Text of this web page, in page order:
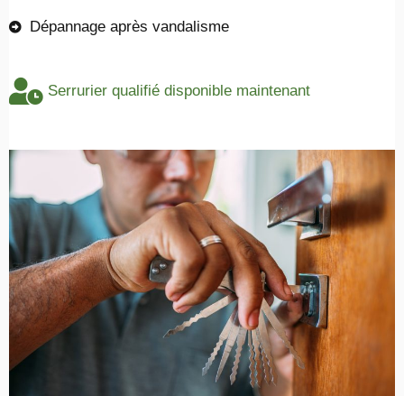
Dépannage après vandalisme
Serrurier qualifié disponible maintenant